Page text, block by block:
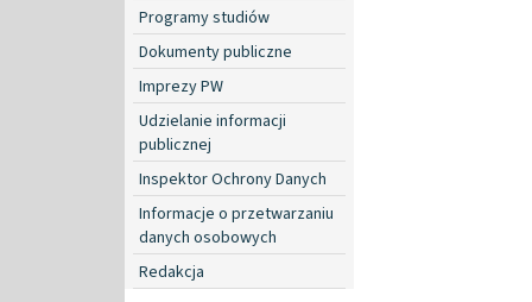
Programy studiów
Dokumenty publiczne
Imprezy PW
Udzielanie informacji
publicznej
Inspektor Ochrony Danych
Informacje o przetwarzaniu
danych osobowych
Redakcja